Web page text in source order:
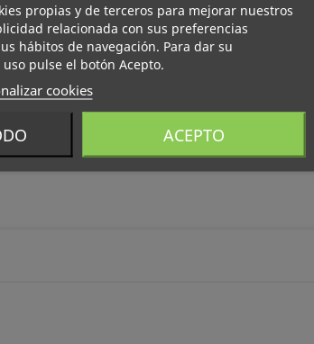
propias y de terceros para mejorar nuestros
relacionada con sus preferencias
hábitos de navegación. Para dar su
pulse el botón Acepto.
cookies
ACEPTO